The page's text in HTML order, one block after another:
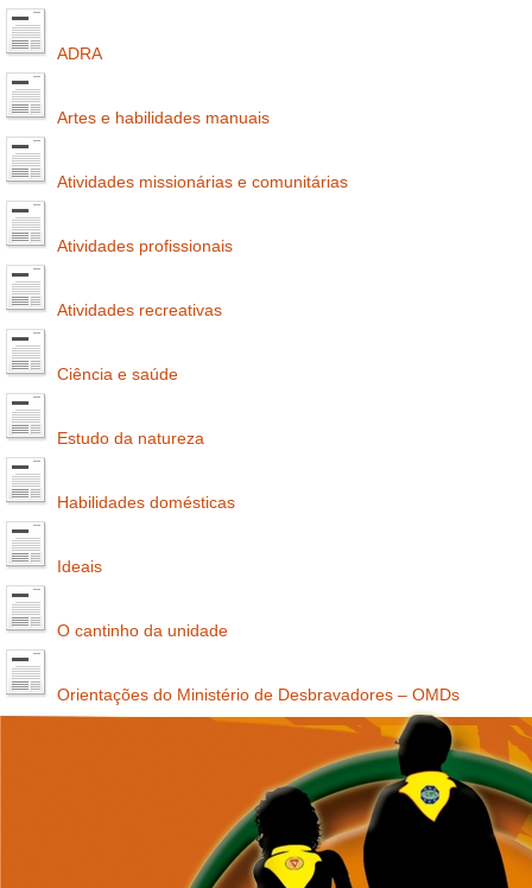
ADRA
Artes e habilidades manuais
Atividades missionárias e comunitárias
Atividades profissionais
Atividades recreativas
Ciência e saúde
Estudo da natureza
Habilidades domésticas
Ideais
O cantinho da unidade
Orientações do Ministério de Desbravadores – OMDs